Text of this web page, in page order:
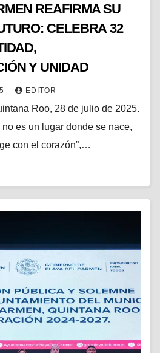
REAFIRMA SU
CELEBRA 32
Y UNIDAD
EDITOR
Roo, 28 de julio de 2025.
es un lugar donde se nace,
con el corazón”,…